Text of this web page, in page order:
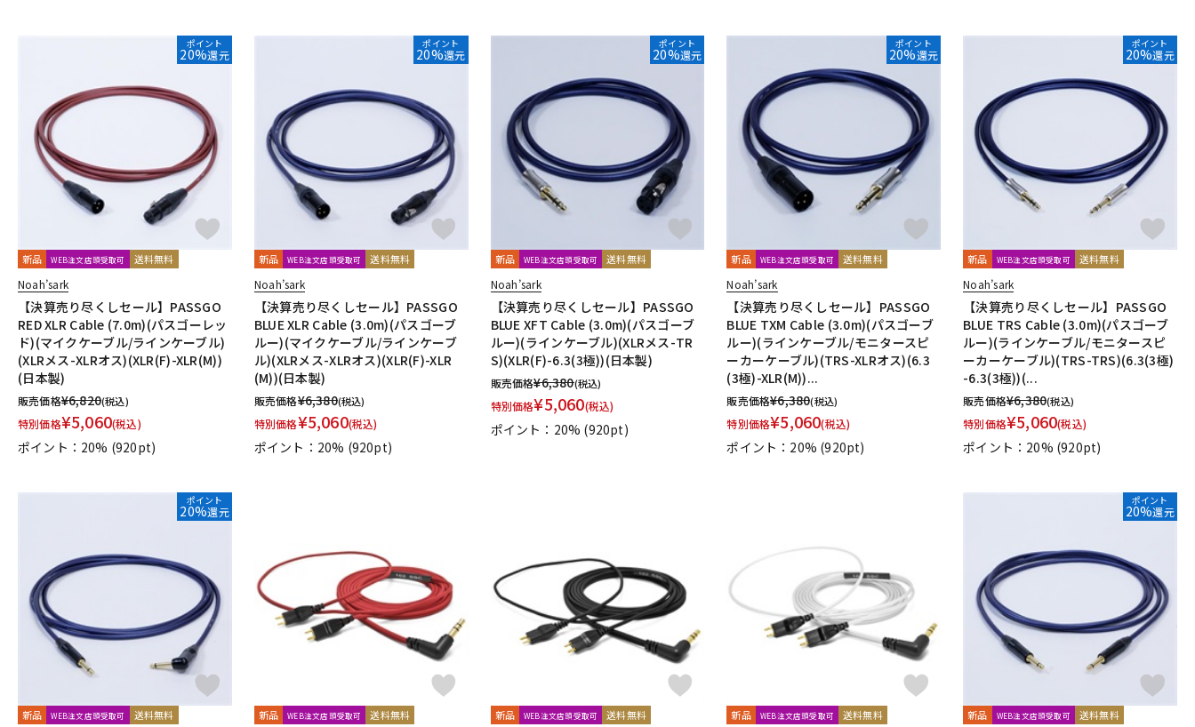
ポイント
20%還元
新品 WEB注文店頭受取可 送料無料
Noah’sark
【決算売り尽くしセール】PASSGO
RED XLR Cable (7.0m)(パスゴーレッ
ド)(マイクケーブル/ラインケーブル)
(XLRメス-XLRオス)(XLR(F)-XLR(M))
(日本製)
販売価格¥6,820(税込)
特別価格¥5,060(税込)
ポイント：20% (920pt)
ポイント
20%還元
新品 WEB注文店頭受取可 送料無料
Noah’sark
【決算売り尽くしセール】PASSGO
BLUE XLR Cable (3.0m)(パスゴーブ
ルー)(マイクケーブル/ラインケーブ
ル)(XLRメス-XLRオス)(XLR(F)-XLR
(M))(日本製)
販売価格¥6,380(税込)
特別価格¥5,060(税込)
ポイント：20% (920pt)
ポイント
20%還元
新品 WEB注文店頭受取可 送料無料
Noah’sark
【決算売り尽くしセール】PASSGO
BLUE XFT Cable (3.0m)(パスゴーブ
ルー)(ラインケーブル)(XLRメス-TR
S)(XLR(F)-6.3(3極))(日本製)
販売価格¥6,380(税込)
特別価格¥5,060(税込)
ポイント：20% (920pt)
ポイント
20%還元
新品 WEB注文店頭受取可 送料無料
Noah’sark
【決算売り尽くしセール】PASSGO
BLUE TXM Cable (3.0m)(パスゴーブ
ルー)(ラインケーブル/モニタースピ
ーカーケーブル)(TRS-XLRオス)(6.3
(3極)-XLR(M))...
販売価格¥6,380(税込)
特別価格¥5,060(税込)
ポイント：20% (920pt)
ポイント
20%還元
新品 WEB注文店頭受取可 送料無料
Noah’sark
【決算売り尽くしセール】PASSGO
BLUE TRS Cable (3.0m)(パスゴーブ
ルー)(ラインケーブル/モニタースピ
ーカーケーブル)(TRS-TRS)(6.3(3極)
-6.3(3極))(...
販売価格¥6,380(税込)
特別価格¥5,060(税込)
ポイント：20% (920pt)
ポイント
20%還元
新品 WEB注文店頭受取可 送料無料 新品 WEB注文店頭受取可 送料無料 新品 WEB注文店頭受取可 送料無料 新品 WEB注文店頭受取可 送料無料
ポイント
20%還元
新品 WEB注文店頭受取可 送料無料